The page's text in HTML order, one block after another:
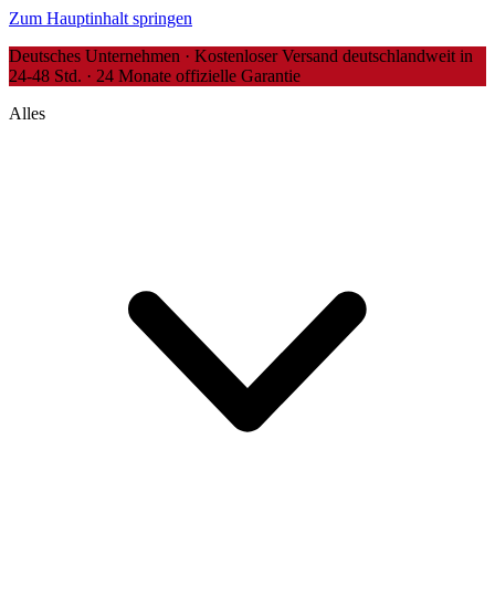
Zum Hauptinhalt springen
Deutsches Unternehmen · Kostenloser Versand deutschlandweit in
24-48 Std. · 24 Monate offizielle Garantie
Alles